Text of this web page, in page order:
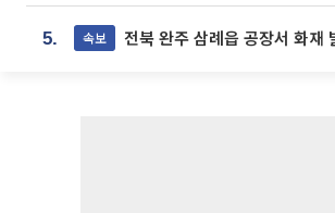
5. 속보 전북 완주 삼례읍 공장서 화재